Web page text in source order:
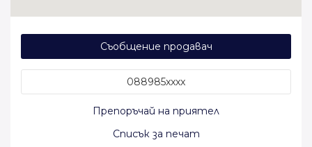
Съобщение продавач
088985xxxx
Препоръчай на приятел
Списък за печат